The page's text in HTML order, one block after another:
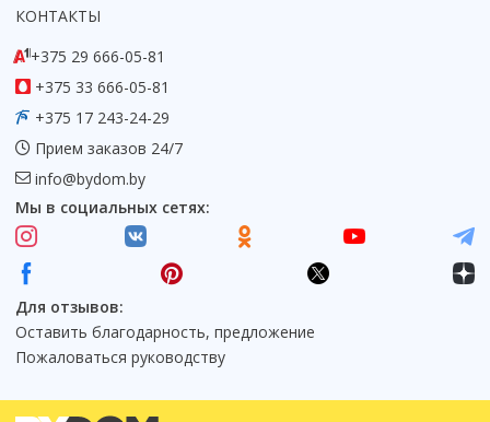
КОНТАКТЫ
+375 29 666-05-81
+375 33 666-05-81
+375 17 243-24-29
Прием заказов 24/7
info@bydom.by
Мы в социальных сетях:
Для отзывов:
Оставить благодарность, предложение
Пожаловаться руководству